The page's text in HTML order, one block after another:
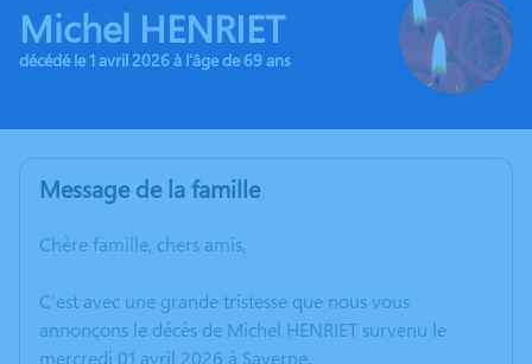
Michel HENRIET
décédé le 1 avril 2026 à l'âge de 69 ans
Message de la famille
Chère famille, chers amis,
C’est avec une grande tristesse que nous vous
annonçons le décès de Michel HENRIET survenu le
mercredi 01 avril 2026 à Saverne.